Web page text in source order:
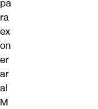
pa
ra
ex
on
er
ar
al
M